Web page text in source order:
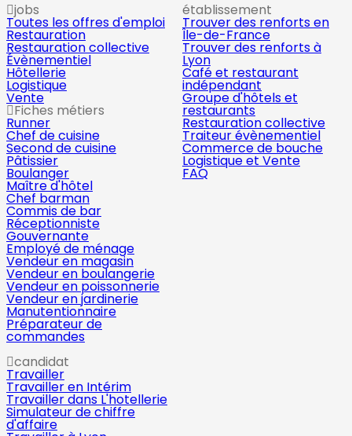
jobs
Toutes les offres d'emploi
Restauration
Restauration collective
Évènementiel
Hôtellerie
Logistique
Vente
Fiches métiers
Runner
Chef de cuisine
Second de cuisine
Pâtissier
Boulanger
Maître d'hôtel
Chef barman
Commis de bar
Réceptionniste
Gouvernante
Employé de ménage
Vendeur en magasin
Vendeur en boulangerie
Vendeur en poissonnerie
Vendeur en jardinerie
Manutentionnaire
Préparateur de
commandes
établissement
Trouver des renforts en
Île-de-France
Trouver des renforts à
Lyon
Café et restaurant
indépendant
Groupe d'hôtels et
restaurants
Restauration collective
Traiteur évènementiel
Commerce de bouche
Logistique et Vente
FAQ
candidat
Travailler
Travailler en Intérim
Travailler dans L'hotellerie
Simulateur de chiffre
d'affaire